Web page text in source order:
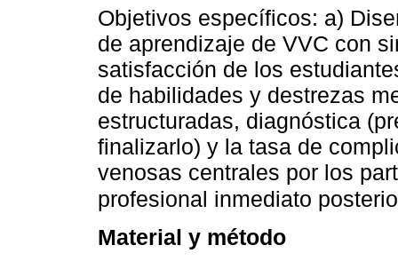
Objetivos específicos: a)
de aprendizaje de VVC con
satisfacción de los
de habilidades y destrezas
estructuradas, diagnóstica
finalizarlo) y la tasa de
venosas centrales por los
profesional inmediato
Material y método